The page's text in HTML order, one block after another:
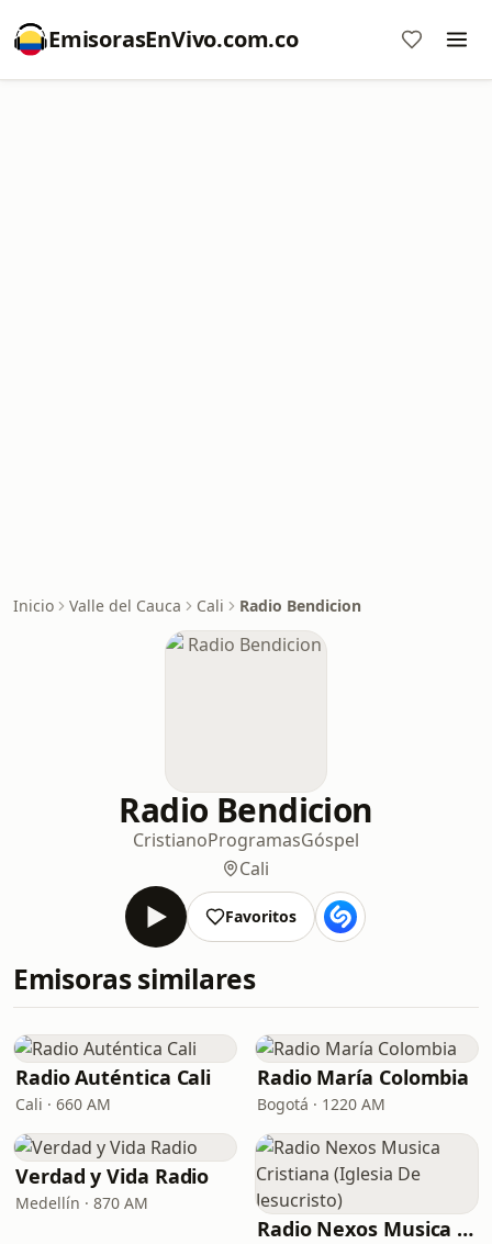
EmisorasEnVivo.com.co
Inicio Valle del Cauca Cali Radio Bendicion
Radio Bendicion
CristianoProgramasGóspel
Cali
Favoritos
Emisoras similares
Radio Auténtica Cali
Cali · 660 AM
Radio María Colombia
Bogotá · 1220 AM
Verdad y Vida Radio
Medellín · 870 AM
Radio Nexos Musica Cristiana (Iglesia De Jesucristo)